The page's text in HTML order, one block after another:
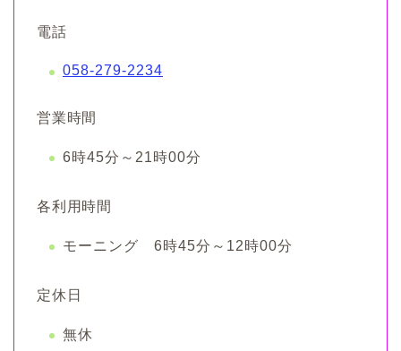
電話
058-279-2234
営業時間
6時45分～21時00分
各利用時間
モーニング 6時45分～12時00分
定休日
無休